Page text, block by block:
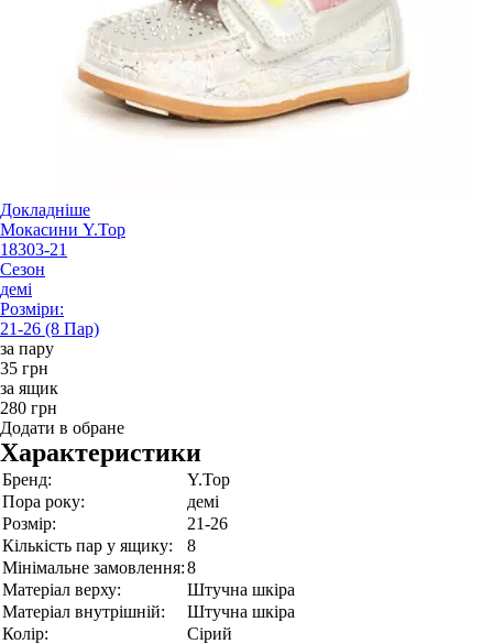
Докладніше
Мокасини Y.Top
18303-21
Сезон
демі
Розміри:
21-26 (8 Пар)
за пару
35 грн
за ящик
280 грн
Додати в обране
Характеристики
Бренд:
Y.Top
Пора року:
демі
Розмір:
21-26
Кількість пар у ящику:
8
Мінімальне замовлення:8
Матеріал верху:
Штучна шкіра
Матеріал внутрішній:
Штучна шкіра
Колір:
Сірий